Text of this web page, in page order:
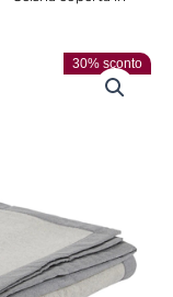
30% sconto